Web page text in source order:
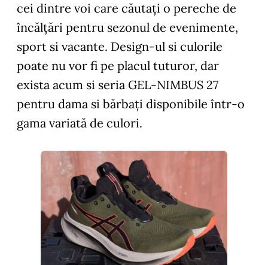
cei dintre voi care căutați o pereche de
încălțări pentru sezonul de evenimente,
sport si vacante. Design-ul si culorile
poate nu vor fi pe placul tuturor, dar
exista acum si seria GEL-NIMBUS 27
pentru dama si bărbați disponibile într-o
gama variată de culori.